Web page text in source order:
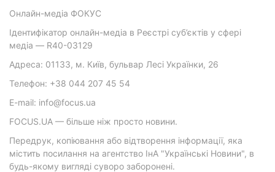
Онлайн-медіа ФОКУС
Ідентифікатор онлайн-медіа в Реєстрі суб’єктів у сфері
медіа — R40-03129
Адреса: 01133, м. Київ, бульвар Лесі Українки, 26
Телефон: +38 044 207 45 54
E-mail: info@focus.ua
FOCUS.UA — більше ніж просто новини.
Передрук, копіювання або відтворення інформації, яка
містить посилання на агентство ІнА "Українські Новини", в
будь-якому вигляді суворо заборонені.